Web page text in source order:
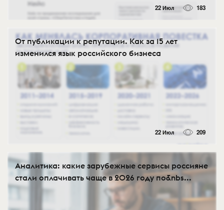
22 Июл 183
От публикации к репутации. Как за 15 лет
изменился язык российского бизнеса
22 Июл 209
Аналитика: какие зарубежные сервисы россияне
стали оплачивать чаще в 2026 году по&nbs...